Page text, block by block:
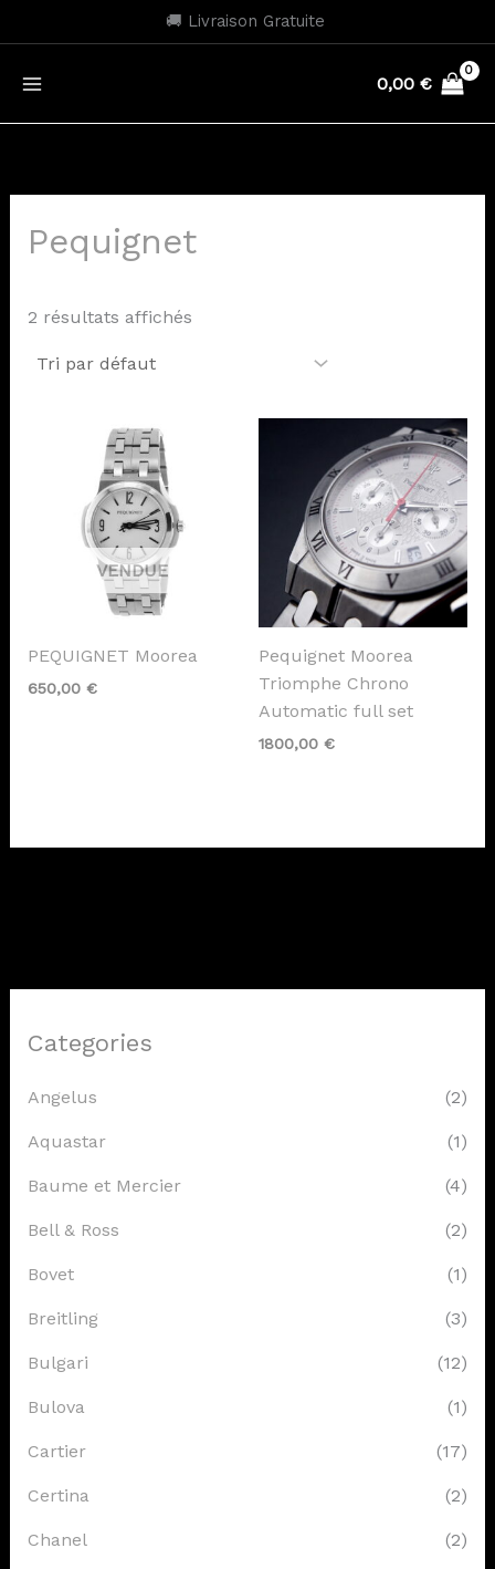
au
🚚 Livraison Gratuite
0,00 €
Categories
Angelus (2)
Aquastar (1)
Baume et Mercier (4)
Bell & Ross (2)
Bovet (1)
Breitling (3)
Bulgari (12)
Bulova (1)
Cartier (17)
Certina (2)
Chanel (2)
Pequignet
2 résultats affichés
PEQUIGNET Moorea
650,00 €
Pequignet Moorea
Triomphe Chrono
Automatic full set
1800,00 €